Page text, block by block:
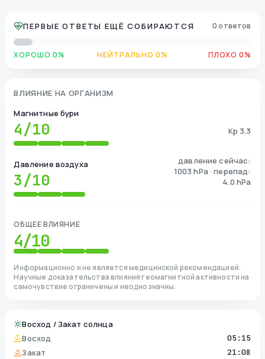
ПЕРВЫЕ ОТВЕТЫ ЕЩЁ СОБИРАЮТСЯ 0 ответов
ХОРОШО 0% НЕЙТРАЛЬНО 0% ПЛОХО 0%
ВЛИЯНИЕ НА ОРГАНИЗМ
Магнитные бури
4/10 Kp 3.3
Давление воздуха
3/10
давление сейчас:
1003 hPa · перепад:
4.0 hPa
ОБЩЕЕ ВЛИЯНИЕ
4/10
Информационно и не является медицинской рекомендацией.
Научные доказательства влияния геомагнитной активности на
самочувствие ограничены и неоднозначны.
Восход / Закат солнца
Восход
05:15
Закат 21:08